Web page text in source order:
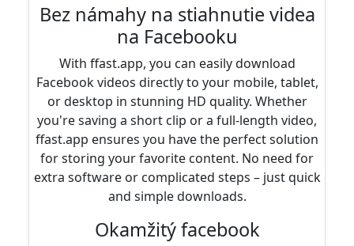
Bez námahy na stiahnutie videa
na Facebooku
With ffast.app, you can easily download
Facebook videos directly to your mobile, tablet,
or desktop in stunning HD quality. Whether
you're saving a short clip or a full-length video,
ffast.app ensures you have the perfect solution
for storing your favorite content. No need for
extra software or complicated steps – just quick
and simple downloads.
Okamžitý facebook